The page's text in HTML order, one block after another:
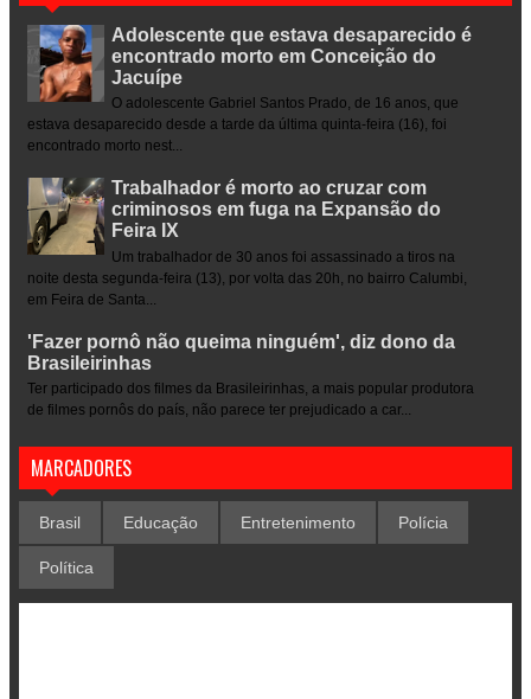
Adolescente que estava desaparecido é
encontrado morto em Conceição do
Jacuípe
O adolescente Gabriel Santos Prado, de 16 anos, que
estava desaparecido desde a tarde da última quinta-feira (16), foi
encontrado morto nest...
Trabalhador é morto ao cruzar com
criminosos em fuga na Expansão do
Feira IX
Um trabalhador de 30 anos foi assassinado a tiros na
noite desta segunda-feira (13), por volta das 20h, no bairro Calumbi,
em Feira de Santa...
'Fazer pornô não queima ninguém', diz dono da
Brasileirinhas
Ter participado dos filmes da Brasileirinhas, a mais popular produtora
de filmes pornôs do país, não parece ter prejudicado a car...
MARCADORES
Brasil Educação Entretenimento Polícia
Política